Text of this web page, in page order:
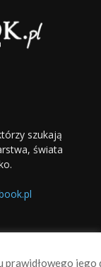
szukają
świata